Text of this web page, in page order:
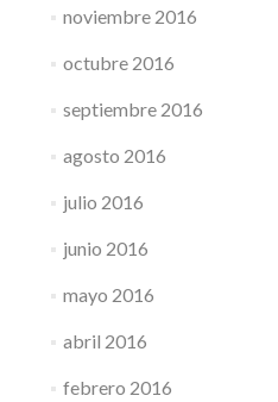
noviembre 2016
octubre 2016
septiembre 2016
agosto 2016
julio 2016
junio 2016
mayo 2016
abril 2016
febrero 2016